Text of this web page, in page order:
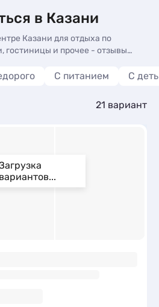
в Казани
Казани для отдыха по
гостиницы и прочее - отзывы
номера с общей кухней, кухней в
С питанием С
21 вариант
вариантов...